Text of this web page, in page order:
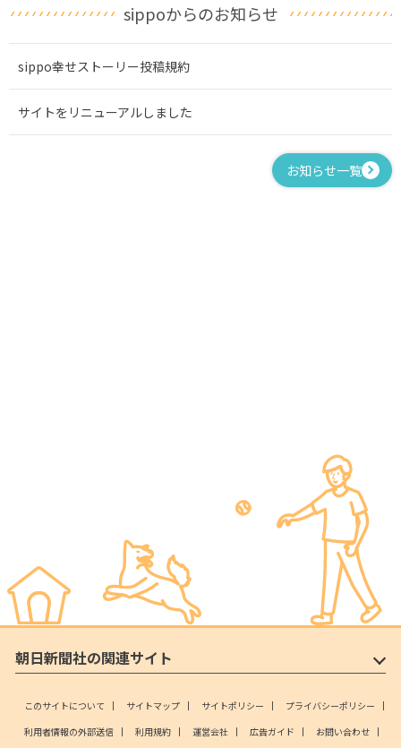
sippoからのお知らせ
sippo幸せストーリー投稿規約
サイトをリニューアルしました
お知らせ一覧
朝日新聞社の関連サイト
このサイトについて サイトマップ サイトポリシー
プライバシーポリシー
利用者情報の外部送信
利用規約 運営会社 広告ガイド お問い合わせ